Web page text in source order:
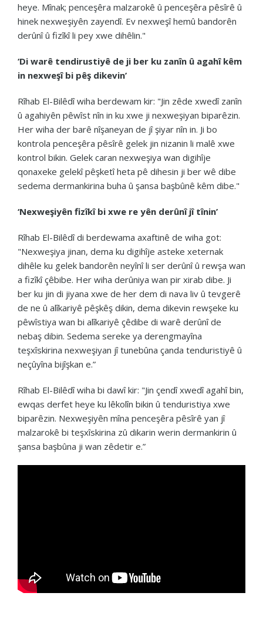
heye. Mînak; penceşêra malzarokê û penceşêra pêsîrê û
hinek nexweşiyên zayendî. Ev nexweşî hemû bandorên
derûnî û fizîkî li pey xwe dihêlin."
‘Di warê tendirustiyê de ji ber ku zanîn û agahî kêm
in nexweşî bi pêş dikevin’
Rîhab El-Bilêdî wiha berdewam kir: "Jin zêde xwedî zanîn
û agahiyên pêwîst nîn in ku xwe ji nexweşiyan biparêzin.
Her wiha der barê nîşaneyan de jî şiyar nîn in. Ji bo
kontrola penceşêra pêsîrê gelek jin nizanin li malê xwe
kontrol bikin. Gelek caran nexweşiya wan digihîje
qonaxeke gelekî pêşketî heta pê dihesin ji ber wê dibe
sedema dermankirina buha û şansa başbûnê kêm dibe."
‘Nexweşiyên fizîkî bi xwe re yên derûnî jî tînin’
Rîhab El-Bilêdî di berdewama axaftinê de wiha got:
"Nexweşiya jinan, dema ku digihîje asteke xeternak
dihêle ku gelek bandorên neyînî li ser derûnî û rewşa wan
a fizîkî çêbibe. Her wiha derûniya wan pir xirab dibe. Ji
ber ku jin di jiyana xwe de her dem di nava liv û tevgerê
de ne û alîkariyê pêşkêş dikin, dema dikevin rewşeke ku
pêwîstiya wan bi alîkariyê çêdibe di warê derûnî de
nebaş dibin. Sedema sereke ya derengmayîna
teşxîskirina nexweşiyan jî tunebûna çanda tenduristiyê û
neçûyîna bijîşkan e.”
Rîhab El-Bilêdî wiha bi dawî kir: "Jin çendî xwedî agahî bin,
ewqas derfet heye ku lêkolîn bikin û tenduristiya xwe
biparêzin. Nexweşiyên mîna penceşêra pêsîrê yan jî
malzarokê bi teşxîskirina zû dikarin werin dermankirin û
şansa başbûna ji wan zêdetir e.”